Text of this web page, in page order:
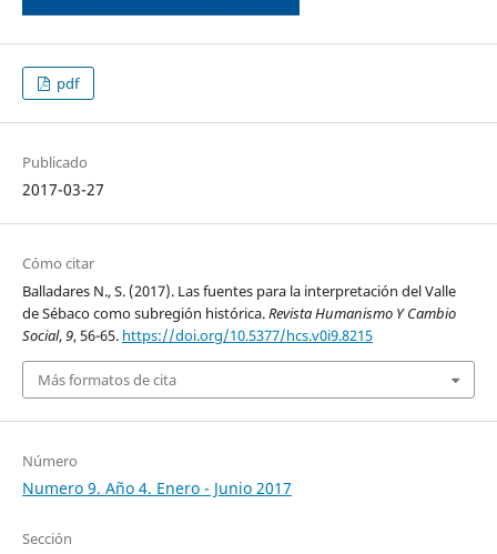
pdf
Publicado
2017-03-27
Cómo citar
Balladares N., S. (2017). Las fuentes para la interpretación del Valle
de Sébaco como subregión histórica.Revista Humanismo Y Cambio
Social,9, 56-65. https://doi.org/10.5377/hcs.v0i9.8215
Más formatos de cita
Número
Numero 9. Año 4. Enero - Junio 2017
Sección